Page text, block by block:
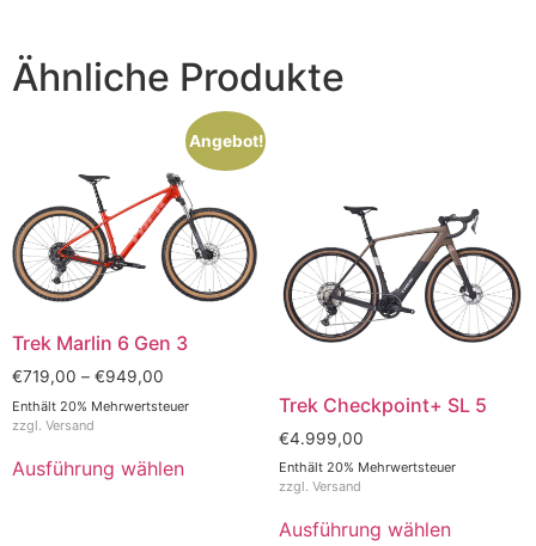
Ähnliche Produkte
Angebot!
Trek Marlin 6 Gen 3
€719,00 – €949,00
Enthält 20% Mehrwertsteuer
zzgl. Versand
Ausführung wählen
Trek Checkpoint+ SL 5
€4.999,00
Enthält 20% Mehrwertsteuer
zzgl. Versand
Ausführung wählen